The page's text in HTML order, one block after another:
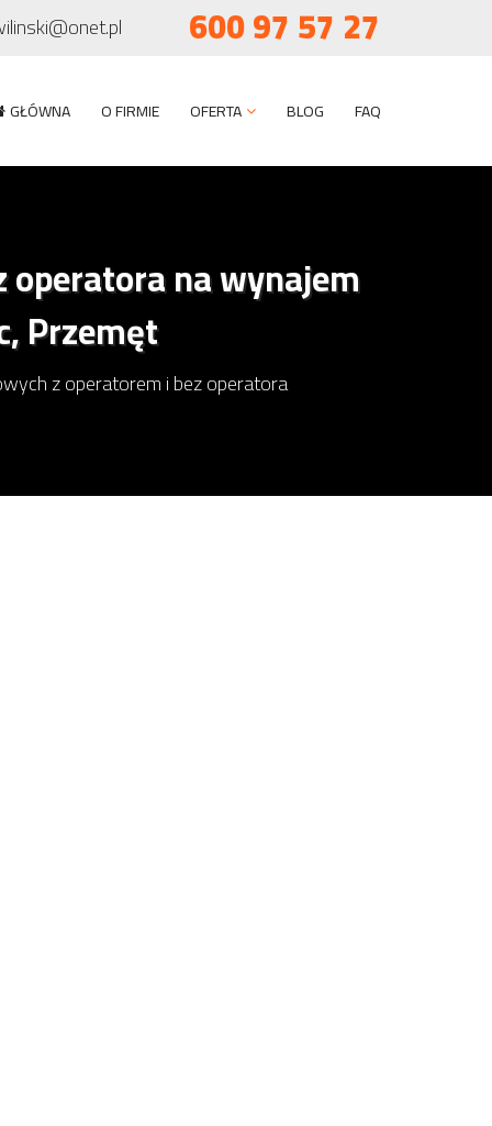
600 97 57 27
GŁÓWNA O FIRMIE OFERTA BLOG FAQ
na wynajem
Przemęt
z operatorem i bez operatora